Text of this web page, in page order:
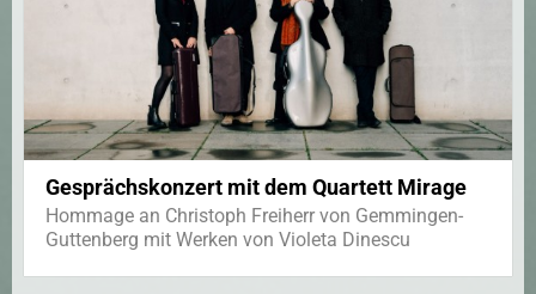
Gesprächskonzert mit dem Quartett Mirage
Hommage an Christoph Freiherr von Gemmingen-
Guttenberg mit Werken von Violeta Dinescu